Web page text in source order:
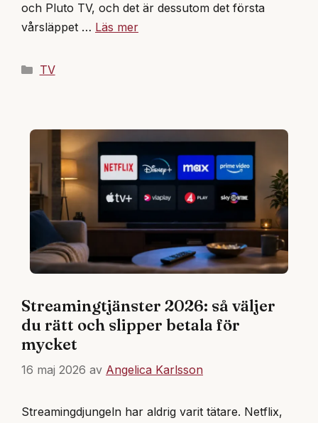
och Pluto TV, och det är dessutom det första
vårsläppet … Läs mer
Kategorier
TV
Streamingtjänster 2026: så väljer
du rätt och slipper betala för
mycket
16 maj 2026 av Angelica Karlsson
Streamingdjungeln har aldrig varit tätare. Netflix,